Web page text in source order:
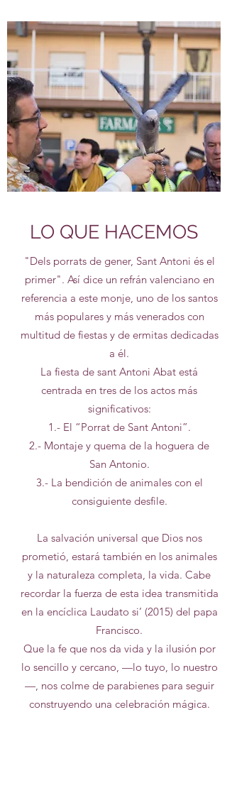
LO QUE HACEMOS
"Dels porrats de gener, Sant Antoni és el
primer". Así dice un refrán valenciano en
referencia a este monje, uno de los santos
más populares y más venerados con
multitud de fiestas y de ermitas dedicadas
a él.
La fiesta de sant Antoni Abat está
centrada en tres de los actos más
significativos:
1.- El “Porrat de Sant Antoni”.
2.- Montaje y quema de la hoguera de
San Antonio.
3.- La bendición de animales con el
consiguiente desfile.
La salvación universal que Dios nos
prometió, estará también en los animales
y la naturaleza completa, la vida. Cabe
recordar la fuerza de esta idea transmitida
en la encíclica Laudato si’ (2015) del papa
Francisco.
Que la fe que nos da vida y la ilusión por
lo sencillo y cercano, —lo tuyo, lo nuestro
—, nos colme de parabienes para seguir
construyendo una celebración mágica.